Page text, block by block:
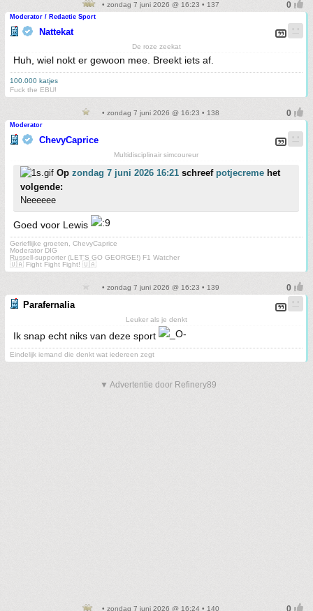
• zondag 7 juni 2026 @ 16:23 • 137
Moderator / Redactie Sport
Nattekat
De roze zeekat
Huh, wiel nokt er gewoon mee. Breekt iets af.
100.000 katjes
Fuck the EBU!
• zondag 7 juni 2026 @ 16:23 • 138
Moderator
ChevyCaprice
Multidisciplinair simcoureur
Op zondag 7 juni 2026 16:21 schreef potjecreme het
volgende:
Neeeeee
Goed voor Lewis
Gerieflijke groeten, ChevyCaprice
Moderator DIG
Russell-supporter (LET'S GO GEORGE!) F1 Watcher
🇺🇦 Fight Fight Fight! 🇺🇦
• zondag 7 juni 2026 @ 16:23 • 139
Parafernalia
Leuker als je denkt
Ik snap echt niks van deze sport
Eindelijk iemand die denkt wat iedereen zegt
▼ Advertentie door Refinery89
• zondag 7 juni 2026 @ 16:24 • 140